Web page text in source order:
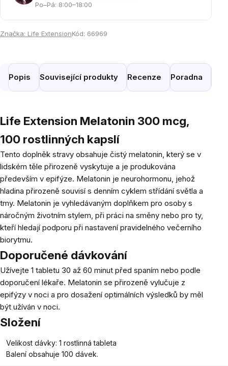
Po–Pá: 8:00–18:00
Značka: Life ExtensionKód: 66969
Popis Související produkty Recenze Poradna
Life Extension Melatonin 300 mcg,
100 rostlinných kapslí
Tento doplněk stravy obsahuje čistý melatonin, který se v
lidském těle přirozeně vyskytuje a je produkována
především v epifýze. Melatonin je neurohormonu, jehož
hladina přirozeně souvisí s denním cyklem střídání světla a
tmy. Melatonin je vyhledávaným doplňkem pro osoby s
náročným životním stylem, při práci na směny nebo pro ty,
kteří hledají podporu při nastavení pravidelného večerního
biorytmu.
Doporučené dávkování
Užívejte 1 tabletu 30 až 60 minut před spaním nebo podle
doporučení lékaře. Melatonin se přirozeně vylučuje z
epifýzy v noci a pro dosažení optimálních výsledků by měl
být užíván v noci.
Složení
Velikost dávky: 1 rostlinná tableta
Balení obsahuje 100 dávek.